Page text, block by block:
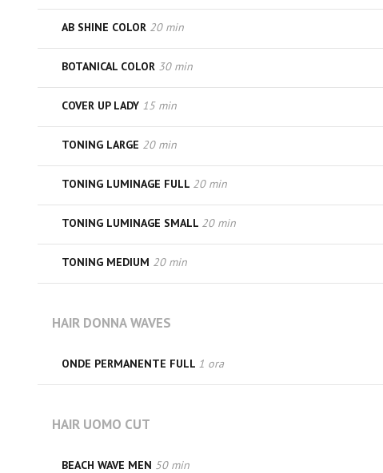
AB SHINE COLOR 20 min
BOTANICAL COLOR 30 min
COVER UP LADY 15 min
TONING LARGE 20 min
TONING LUMINAGE FULL 20 min
TONING LUMINAGE SMALL 20 min
TONING MEDIUM 20 min
HAIR DONNA WAVES
ONDE PERMANENTE FULL 1 ora
HAIR UOMO CUT
BEACH WAVE MEN 50 min